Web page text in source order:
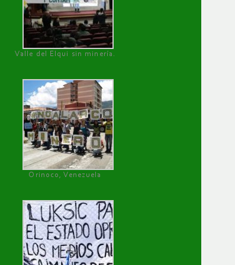
Valle del Elqui sin minería.
Orinoco, Venezuela